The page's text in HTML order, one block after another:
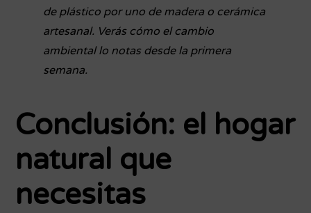
de plástico por uno de madera o cerámica
artesanal. Verás cómo el cambio
ambiental lo notas desde la primera
semana.
Conclusión: el hogar
natural que
necesitas